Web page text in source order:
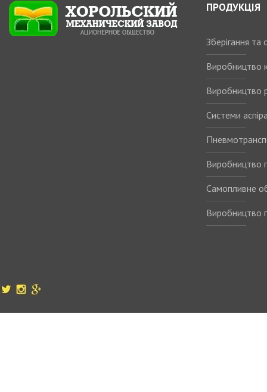
ПРОДУКЦІЯ
Зберігання
Виробництво
Виробництво
Системи
Виробництво
Самопливне
Виробництво